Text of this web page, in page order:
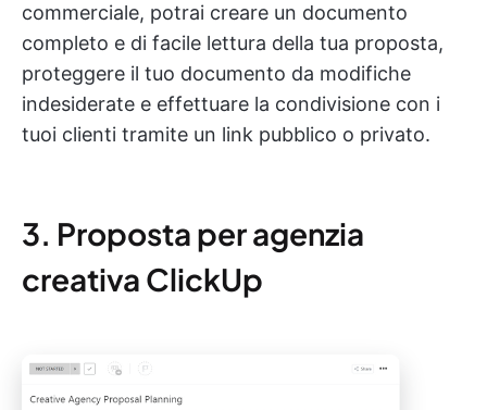
commerciale, potrai creare un documento
completo e di facile lettura della tua proposta,
proteggere il tuo documento da modifiche
indesiderate e effettuare la condivisione con i
tuoi clienti tramite un link pubblico o privato.
3. Proposta per agenzia
creativa ClickUp